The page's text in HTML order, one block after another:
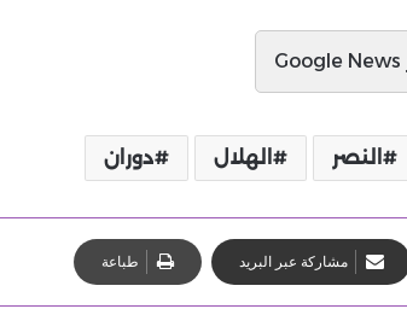
النصر الهلال دوران
مشاركة عبر البريد طباعة